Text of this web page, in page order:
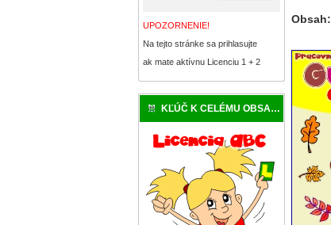
UPOZORNENIE!
Na tejto stránke sa prihlasujte
ak mate aktívnu Licenciu 1 + 2
KĽÚČ K CELÉMU OBSAHU
Obsah: